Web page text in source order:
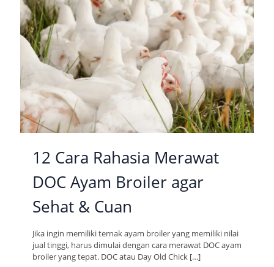
12 Cara Rahasia Merawat
DOC Ayam Broiler agar
Sehat & Cuan
Jika ingin memiliki ternak ayam broiler yang memiliki nilai
jual tinggi, harus dimulai dengan cara merawat DOC ayam
broiler yang tepat. DOC atau Day Old Chick […]